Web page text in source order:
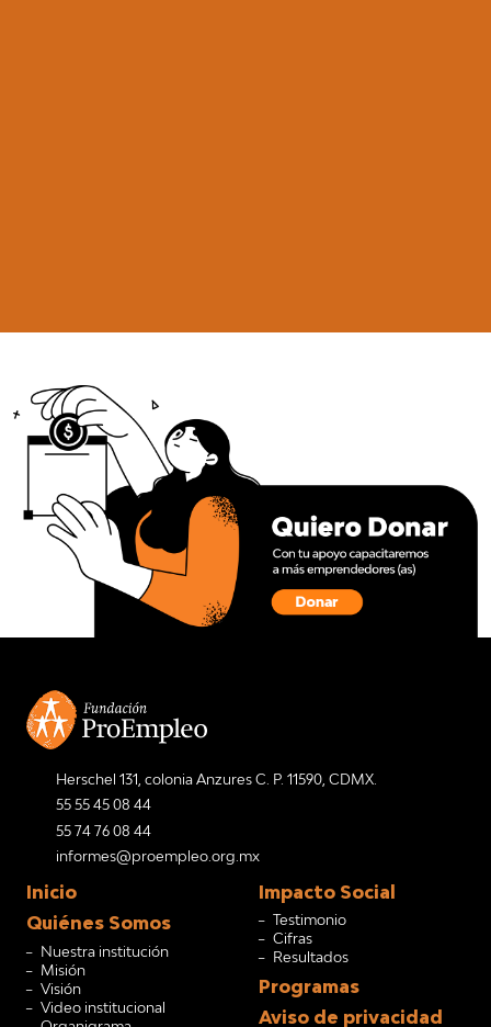
Herschel 131, colonia Anzures C. P. 11590, CDMX.
55 55 45 08 44
55 74 76 08 44
informes@proempleo.org.mx
Inicio
Quiénes Somos
Nuestra institución
Misión
Visión
Video institucional
Impacto Social
Testimonio
Cifras
Resultados
Programas
Aviso de privacidad